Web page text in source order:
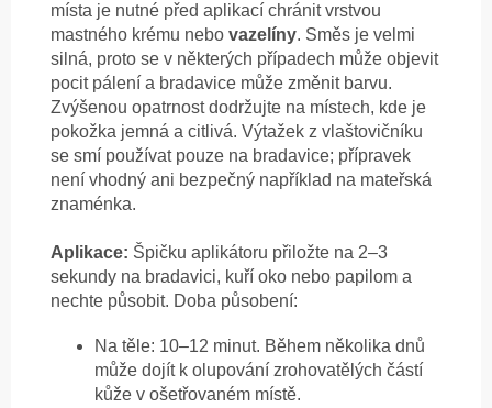
místa je nutné před aplikací chránit vrstvou
mastného krému nebo vazelíny. Směs je velmi
silná, proto se v některých případech může objevit
pocit pálení a bradavice může změnit barvu.
Zvýšenou opatrnost dodržujte na místech, kde je
pokožka jemná a citlivá. Výtažek z vlaštovičníku
se smí používat pouze na bradavice; přípravek
není vhodný ani bezpečný například na mateřská
znaménka.
Aplikace: Špičku aplikátoru přiložte na 2–3
sekundy na bradavici, kuří oko nebo papilom a
nechte působit. Doba působení:
Na těle: 10–12 minut. Během několika dnů
může dojít k olupování zrohovatělých částí
kůže v ošetřovaném místě.